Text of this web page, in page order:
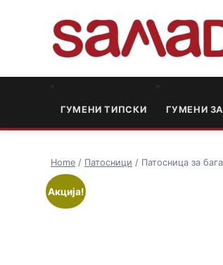
ГУМЕНИ ТИПСКИ ГУМЕНИ
Home / Патосници / Патосница за
Акција!